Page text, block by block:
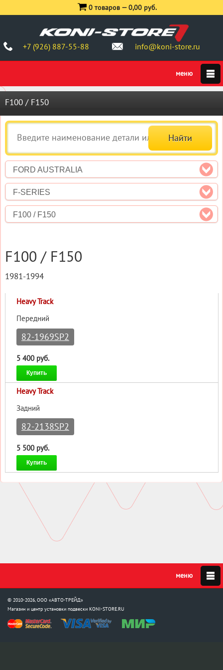
+7 (926) 887-55-88 info@koni-store.ru
0 товаров —0,00 руб.
F100 / F150
FORD AUSTRALIA
F-SERIES
F100 / F150
F100 / F150
1981-1994
Heavy Track
Передний
82-1969SP2
5 400 руб.
Купить
Heavy Track
Задний
82-2138SP2
5 500 руб.
Купить
© 2010-2026, ООО «АВТО-ТРЕЙД»
Магазин и центр установки подвески KONI-STORE.RU